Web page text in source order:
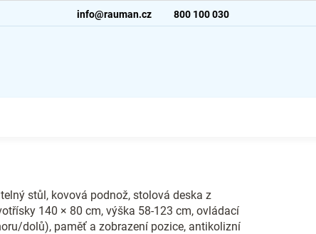
800 100 030
info@rauman.cz
stůl, kovová podnož, stolová deska z
140 × 80 cm, výška 58-123 cm, ovládací
dolů), paměť a zobrazení pozice, antikolizní